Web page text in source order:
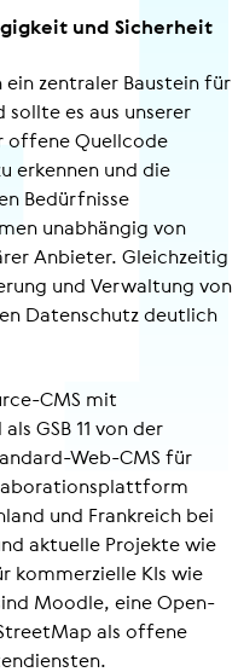
und Sicherheit
ein zentraler Baustein für
es aus unserer
offene Quellcode
erkennen und die
Bedürfnisse
unabhängig von
Anbieter. Gleichzeitig
und Verwaltung von
Datenschutz deutlich
CMS mit
GSB 11 von der
Web-CMS für
und Frankreich bei
aktuelle Projekte wie
kommerzielle KIs wie
Moodle, eine Open-
als offene